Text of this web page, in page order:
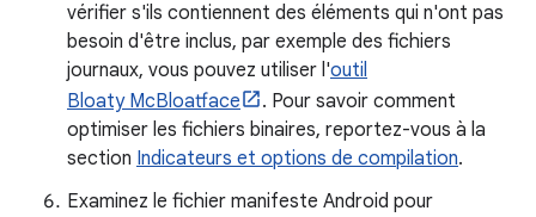
vérifier s'ils contiennent des éléments qui n'ont pas
besoin d'être inclus, par exemple des fichiers
journaux, vous pouvez utiliser l'outil
Bloaty McBloatface
. Pour savoir comment
optimiser les fichiers binaires, reportez-vous à la
section Indicateurs et options de compilation.
Examinez le fichier manifeste Android pour